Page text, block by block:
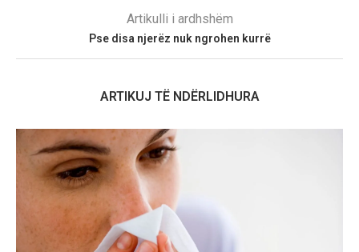
Artikulli i ardhshëm
Pse disa njerëz nuk ngrohen kurrë
ARTIKUJ TË NDËRLIDHURA